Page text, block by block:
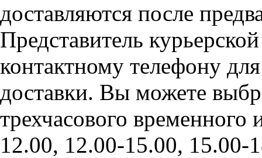
доставляются после
Представитель
контактному телефону
доставки. Вы можете
трехчасового
12.00, 12.00-15.00, 15.00-